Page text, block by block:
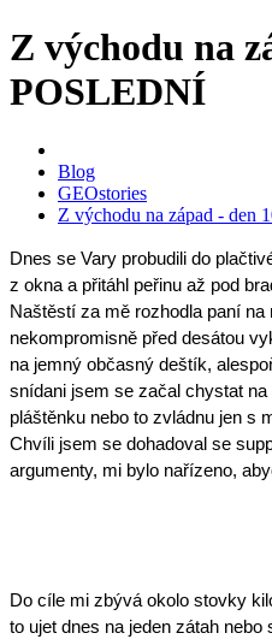
Z východu na
POSLEDNÍ
Blog
GEOstories
Z východu na západ - den
Dnes se Vary probudili do
z okna a přitáhl peřinu až pod
Naštěstí za mě rozhodla paní na
nekompromisně před desátou
na jemný občasný deštík,
snídani jsem se začal chystat
pláštěnku nebo to zvládnu jen s
Chvíli jsem se dohadoval se
argumenty, mi bylo nařízeno,
Do cíle mi zbývá okolo stovky
to ujet dnes na jeden zátah nebo